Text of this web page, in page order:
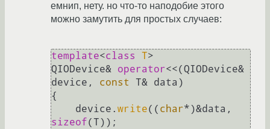
емнип, нету. но что-то наподобие этого
можно замутить для простых случаев:
template<class T>
QIODevice& operator<<(QIODevice&
device, const
T& data)
{
    device.
write(( char
sizeof(T));